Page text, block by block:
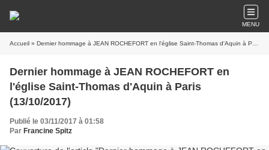
MENU
Accueil » Dernier hommage à JEAN ROCHEFORT en l'église Saint-Thomas d'Aquin à Paris (13/10/2017)
Dernier hommage à JEAN ROCHEFORT en
l'église Saint-Thomas d'Aquin à Paris
(13/10/2017)
Publié le 03/11/2017 à 01:58
Par Francine Spitz